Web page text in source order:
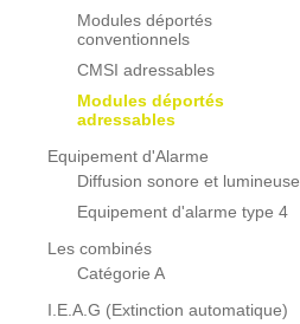
Modules déportés
conventionnels
CMSI adressables
Modules déportés
adressables
Equipement d'Alarme
Diffusion sonore et lumineuse
Equipement d'alarme type 4
Les combinés
Catégorie A
I.E.A.G (Extinction automatique)